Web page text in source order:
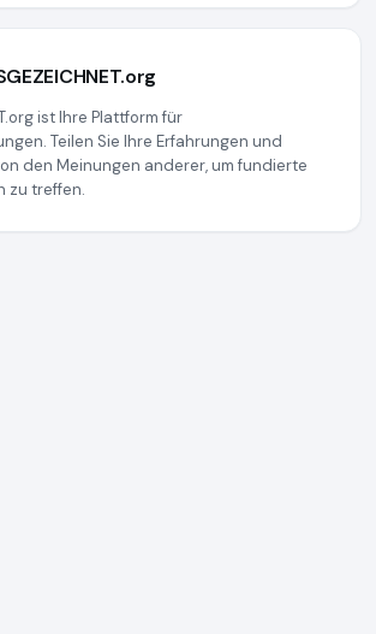
ist Ihre Plattform für
Teilen Sie Ihre Erfahrungen und
den Meinungen anderer, um fundierte
zu treffen.